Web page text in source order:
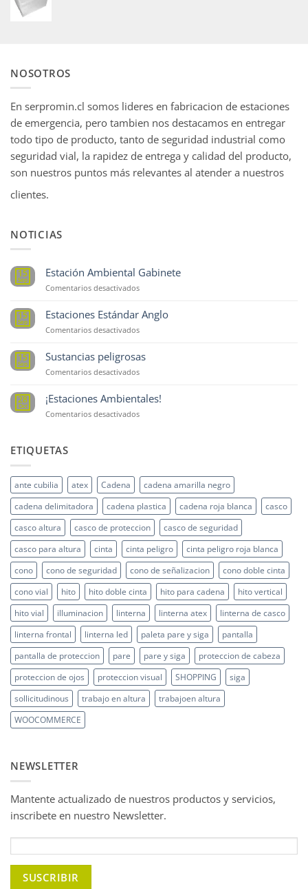
NOSOTROS
En serpromin.cl somos lideres en fabricacion de estaciones
de emergencia, pero tambien nos destacamos en entregar
todo tipo de producto, tanto de seguridad industrial como
seguridad vial, la rapidez de entrega y calidad del producto,
son nuestros puntos más relevantes al atender a nuestros
clientes.
NOTICIAS
15
Sep
Estación Ambiental Gabinete
Comentarios desactivadosen
Ambiental
Gabinete
15
Sep
Estaciones Estándar Anglo
Comentarios desactivadosen
Anglo
15
Sep
Sustancias peligrosas
Comentarios desactivadosen
peligrosas
28
Oct
¡Estaciones Ambientales!
Comentarios desactivadosen
ETIQUETAS
ante cubilia atex Cadena
cadena amarilla negro
cadena delimitadora
cadena plastica cadena roja blanca
casco
casco altura
casco de proteccion
casco de seguridad
casco para altura
cinta cinta peligro
cinta peligro roja blanca
cono
cono de seguridad cono de señalizacion
cono doble cinta
cono vial
hito hito doble cinta hito para cadena
hito vertical
hito vial
illuminacion linterna linterna atex
linterna de casco
linterna frontal
linterna led paleta pare y siga
pantalla
pantalla de proteccion
pare pare y siga
proteccion de cabeza
proteccion de ojos
proteccion visual SHOPPING
siga
sollicitudinous
trabajo en altura
trabajoen altura
WOOCOMMERCE
NEWSLETTER
Mantente actualizado de nuestros productos y servicios,
inscribete en nuestro Newsletter.